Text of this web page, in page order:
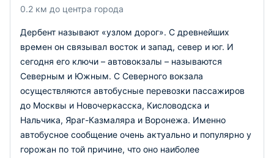
0.2 км до центра города
Дербент называют «узлом дорог». С древнейших
времен он связывал восток и запад, север и юг. И
сегодня его ключи – автовокзалы – называются
Северным и Южным. С Северного вокзала
осуществляются автобусные перевозки пассажиров
до Москвы и Новочеркасска, Кисловодска и
Нальчика, Яраг-Казмаляра и Воронежа. Именно
автобусное сообщение очень актуально и популярно у
горожан по той причине, что оно наиболее